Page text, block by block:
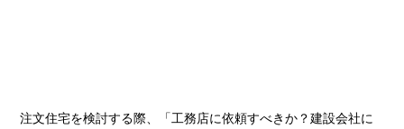
注文住宅を検討する際、「工務店に依頼すべきか？建設会社に